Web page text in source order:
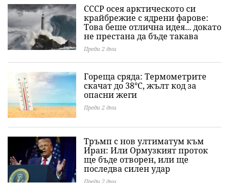
СССР осея арктическото си
крайбрежие с ядрени фарове:
Това беше отлична идея... докато
не престана да бъде такава
Преди 2 дни
Гореща сряда: Термометрите
скачат до 38°C, жълт код за
опасни жеги
Преди 2 дни
Тръмп с нов ултиматум към
Иран: Или Ормузкият проток
ще бъде отворен, или ще
последва силен удар
Преди 2 дни